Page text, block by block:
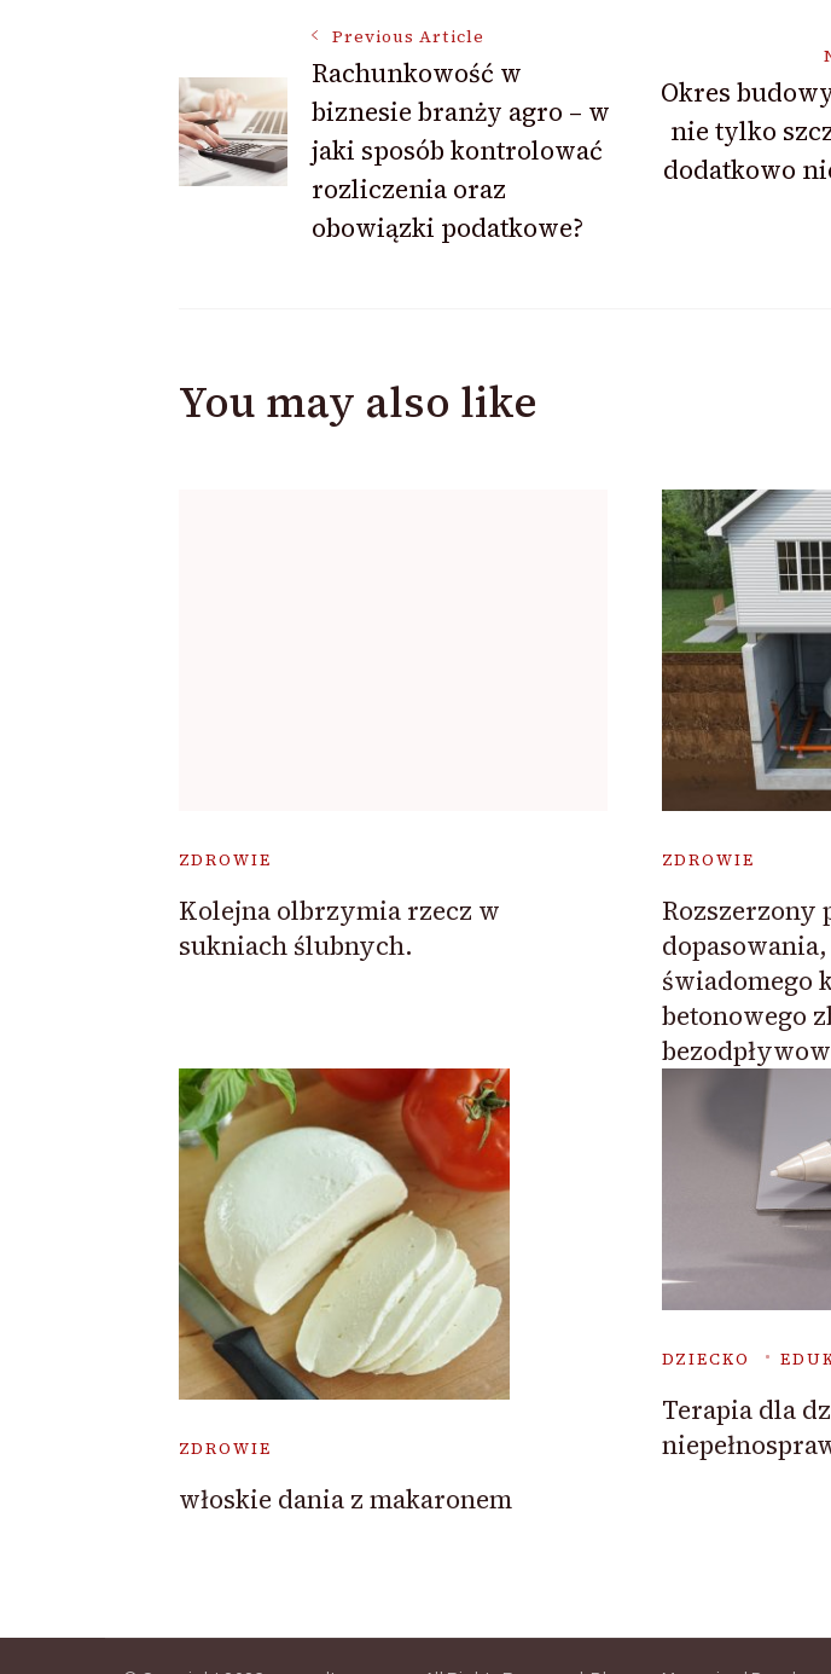
Navigation
Previous Article
Rachunkowość w
biznesie branży agro – w
jaki sposób kontrolować
rozliczenia oraz
obowiązki podatkowe?
Okres
nie tylko
dodatkowo
You may also like
ZDROWIE
Kolejna olbrzymia rzecz w
sukniach ślubnych.
ZDROWIE
Rozszerzony
świadomego
betonowego
ZDROWIE
włoskie dania z makaronem
DZIECKO
Terapia dla